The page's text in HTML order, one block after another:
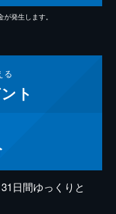
発生します。
る
ト
日間ゆっくりと